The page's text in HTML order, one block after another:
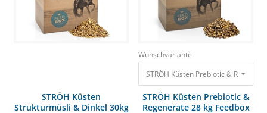
STRÖH Küsten
Strukturmüsli & Dinkel 30kg
Wunschvariante:
STRÖH Küsten Prebiotic &
STRÖH Küsten Prebiotic &
Regenerate 28 kg Feedbox